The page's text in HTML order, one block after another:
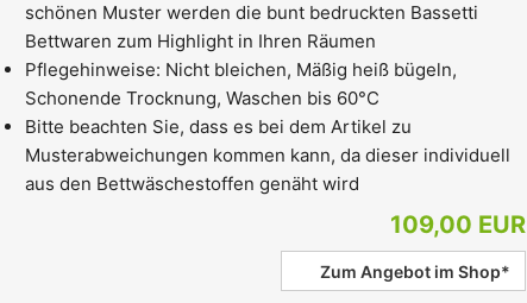
schönen Muster werden die bunt bedruckten Bassetti
Bettwaren zum Highlight in Ihren Räumen
Pflegehinweise: Nicht bleichen, Mäßig heiß bügeln,
Schonende Trocknung, Waschen bis 60°C
Bitte beachten Sie, dass es bei dem Artikel zu
Musterabweichungen kommen kann, da dieser individuell
aus den Bettwäschestoffen genäht wird
109,00 EUR
Zum Angebot im Shop*